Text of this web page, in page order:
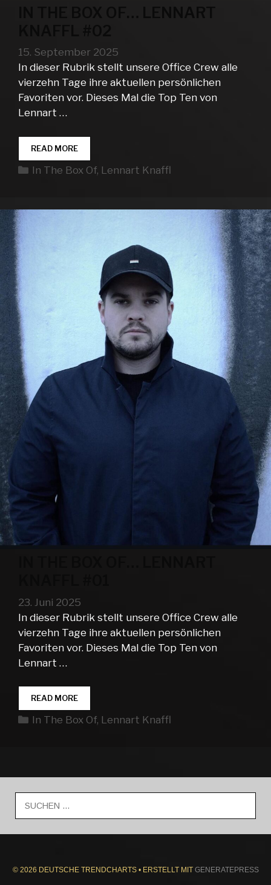
15. September 2025
In dieser Rubrik stellt unsere Office Crew alle
vierzehn Tage ihre aktuellen persönlichen
Favoriten vor. Dieses Mal die Top Ten von
Lennart …
READ MOREIN
THE
BOX
Kategorien
In The Box Of, Lennart Knaffl
23. Juni 2025
In dieser Rubrik stellt unsere Office Crew alle
vierzehn Tage ihre aktuellen persönlichen
Favoriten vor. Dieses Mal die Top Ten von
Lennart …
READ MOREIN
THE
BOX
Kategorien
In The Box Of, Lennart Knaffl
nach:
© 2026 DEUTSCHE TRENDCHARTS• ERSTELLT MIT GENERATEPRESS